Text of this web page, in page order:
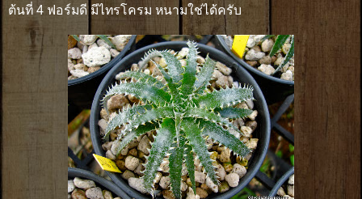
ต้นที่ 4 ฟอร์มดี มีไทรโครม หนามใช่ได้ครับ